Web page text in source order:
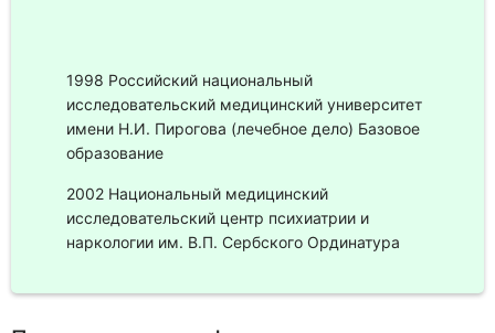
1998 Российский национальный
исследовательский медицинский университет
имени Н.И. Пирогова (лечебное дело) Базовое
образование
2002 Национальный медицинский
исследовательский центр психиатрии и
наркологии им. В.П. Сербского Ординатура